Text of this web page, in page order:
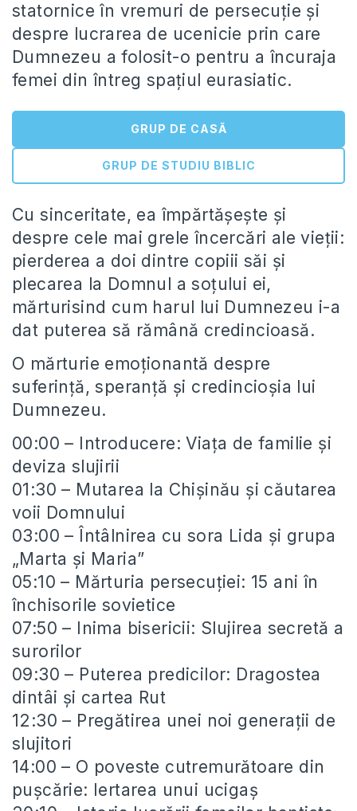
statornice în vremuri de persecuție și
despre lucrarea de ucenicie prin care
Dumnezeu a folosit-o pentru a încuraja
femei din întreg spațiul eurasiatic.
GRUP DE CASĂ
GRUP DE STUDIU BIBLIC
Cu sinceritate, ea împărtășește și
despre cele mai grele încercări ale vieții:
pierderea a doi dintre copiii săi și
plecarea la Domnul a soțului ei,
mărturisind cum harul lui Dumnezeu i-a
dat puterea să rămână credincioasă.
O mărturie emoționantă despre
suferință, speranță și credincioșia lui
Dumnezeu.
00:00 – Introducere: Viața de familie și
deviza slujirii
01:30 – Mutarea la Chișinău și căutarea
voii Domnului
03:00 – Întâlnirea cu sora Lida și grupa
„Marta și Maria”
05:10 – Mărturia persecuției: 15 ani în
închisorile sovietice
07:50 – Inima bisericii: Slujirea secretă a
surorilor
09:30 – Puterea predicilor: Dragostea
dintâi și cartea Rut
12:30 – Pregătirea unei noi generații de
slujitori
14:00 – O poveste cutremurătoare din
pușcărie: Iertarea unui ucigaș